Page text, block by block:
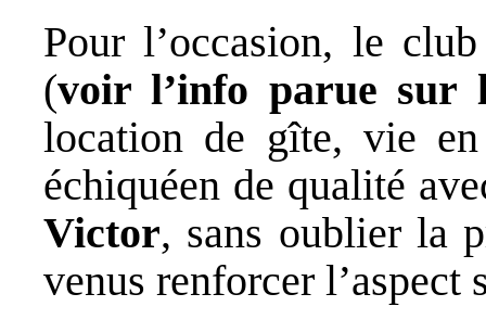
Pour l’occasion, le
(voir l’info parue
location de gîte, vie en
échiquéen de qualité
Victor, sans oublier la
venus renforcer